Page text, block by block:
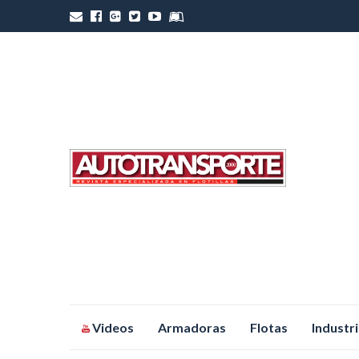
Videos Armadoras Flotas